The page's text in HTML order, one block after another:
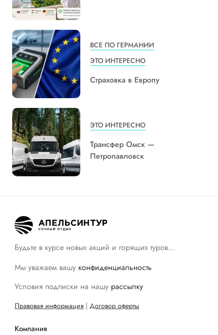
ВСЕ ПО ГЕРМАНИИ
ЭТО ИНТЕРЕСНО
Страховка в Европу
ЭТО ИНТЕРЕСНО
Трансфер Омск —
Петропавловск
Будьте в курсе новых акций и горящих туров…
Мы уважаем вашу конфиденциальность
Условия подписки на нашу рассылку
Правовая информация | Договор оферты
Компания